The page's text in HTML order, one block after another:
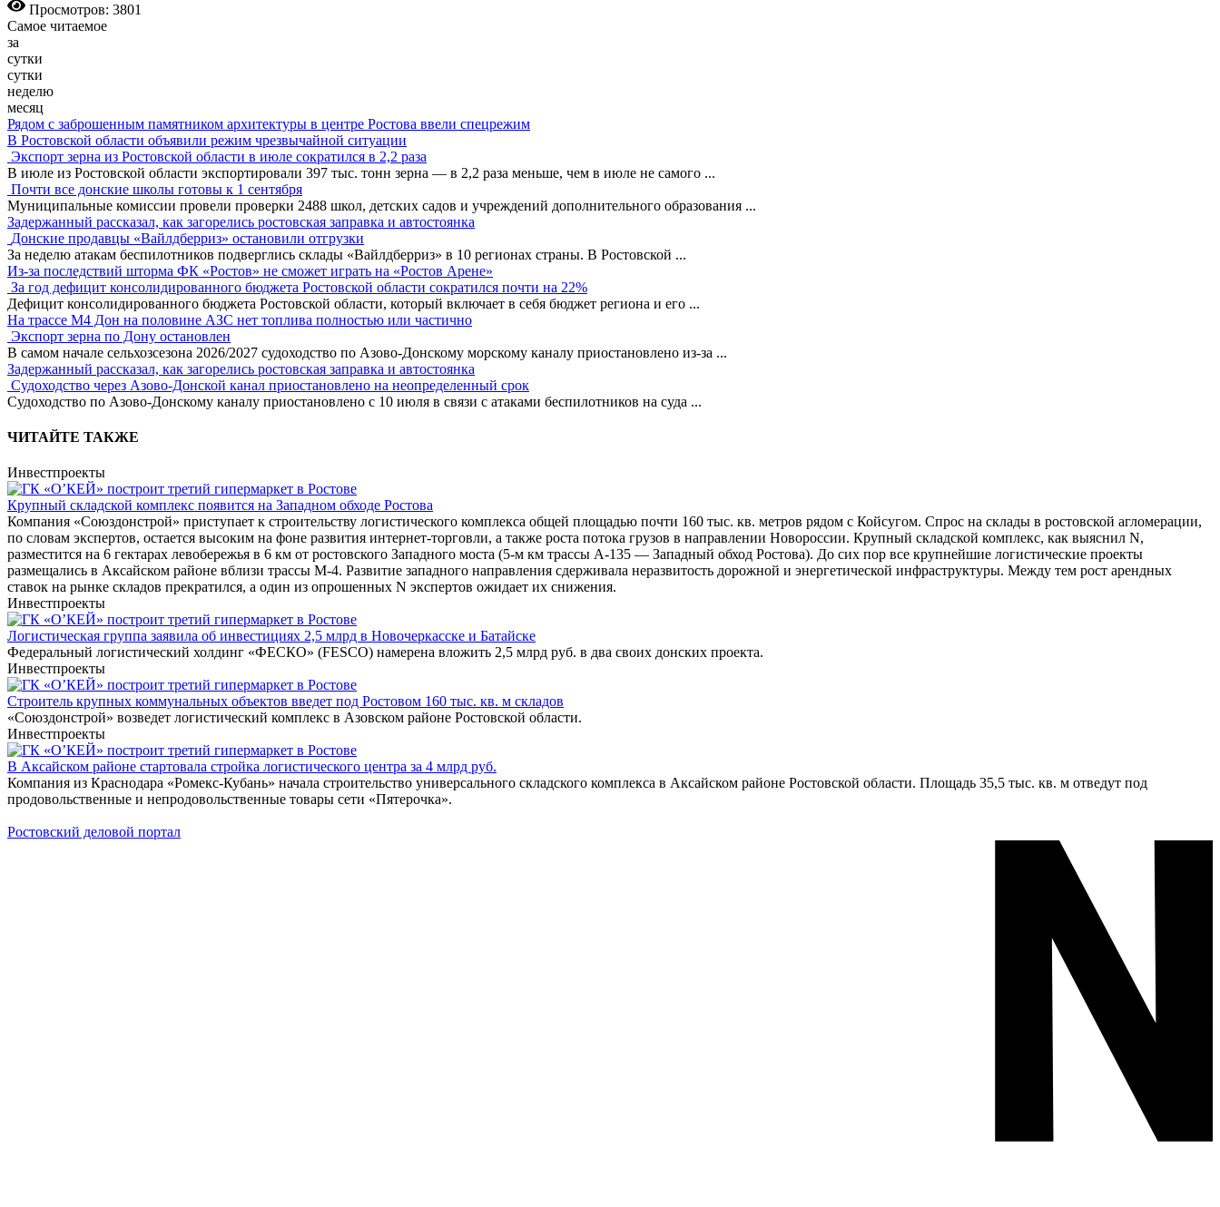
Просмотров: 3801
Самое читаемое
за
сутки
сутки
неделю
месяц
Рядом с заброшенным памятником архитектуры в центре Ростова ввели спецрежим
В Ростовской области объявили режим чрезвычайной ситуации
Экспорт зерна из Ростовской области в июле сократился в 2,2 раза
В июле из Ростовской области экспортировали 397 тыс. тонн зерна — в 2,2 раза меньше, чем в июле не самого ...
Почти все донские школы готовы к 1 сентября
Муниципальные комиссии провели проверки 2488 школ, детских садов и учреждений дополнительного образования ...
Задержанный рассказал, как загорелись ростовская заправка и автостоянка
Донские продавцы «Вайлдберриз» остановили отгрузки
За неделю атакам беспилотников подверглись склады «Вайлдберриз» в 10 регионах страны. В Ростовской ...
Из-за последствий шторма ФК «Ростов» не сможет играть на «Ростов Арене»
За год дефицит консолидированного бюджета Ростовской области сократился почти на 22%
Дефицит консолидированного бюджета Ростовской области, который включает в себя бюджет региона и его ...
На трассе М4 Дон на половине АЗС нет топлива полностью или частично
Экспорт зерна по Дону остановлен
В самом начале сельхозсезона 2026/2027 судоходство по Азово-Донскому морскому каналу приостановлено из-за ...
Задержанный рассказал, как загорелись ростовская заправка и автостоянка
Судоходство через Азово-Донской канал приостановлено на неопределенный срок
Судоходство по Азово-Донскому каналу приостановлено с 10 июля в связи с атаками беспилотников на суда ...
ЧИТАЙТЕ ТАКЖЕ
Инвестпроекты
Крупный складской комплекс появится на Западном обходе Ростова
Компания «Союздонстрой» приступает к строительству логистического комплекса общей площадью почти 160 тыс. кв. метров рядом с Койсугом. Спрос на склады в ростовской агломерации,
по словам экспертов, остается высоким на фоне развития интернет-торговли, а также роста потока грузов в направлении Новороссии. Крупный складской комплекс, как выяснил N,
разместится на 6 гектарах левобережья в 6 км от ростовского Западного моста (5-м км трассы А-135 ― Западный обход Ростова). До сих пор все крупнейшие логистические проекты
размещались в Аксайском районе вблизи трассы М-4. Развитие западного направления сдерживала неразвитость дорожной и энергетической инфраструктуры. Между тем рост арендных
ставок на рынке складов прекратился, а один из опрошенных N экспертов ожидает их снижения.
Инвестпроекты
Логистическая группа заявила об инвестициях 2,5 млрд в Новочеркасске и Батайске
Федеральный логистический холдинг «ФЕСКО» (FESCO) намерена вложить 2,5 млрд руб. в два своих донских проекта.
Инвестпроекты
Строитель крупных коммунальных объектов введет под Ростовом 160 тыс. кв. м складов
«Союздонстрой» возведет логистический комплекс в Азовском районе Ростовской области.
Инвестпроекты
В Аксайском районе стартовала стройка логистического центра за 4 млрд руб.
Компания из Краснодара «Ромекс-Кубань» начала строительство универсального складского комплекса в Аксайском районе Ростовской области. Площадь 35,5 тыс. кв. м отведут под
продовольственные и непродовольственные товары сети «Пятерочка».
Ростовский деловой портал